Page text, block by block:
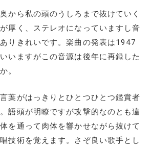
から私の頭のうしろまで抜けていく
厚く、ステレオになっていますし音
りきれいです。楽曲の発表は1947
いますがこの音源は後年に再録した
。
葉がはっきりとひとつひとつ鑑賞者
語頭が明瞭ですが攻撃的なのとも違
を通って肉体を響かせながら抜けて
技術を覚えます。さぞ良い歌手とし